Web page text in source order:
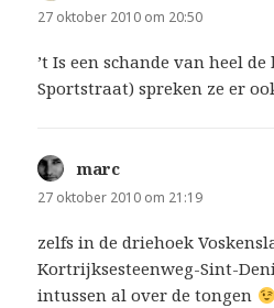
27 oktober 2010 om 20:50
’t Is een schande van heel
Sportstraat) spreken ze er
marc
27 oktober 2010 om 21:19
zelfs in de driehoek
Kortrijksesteenweg-Sint-
intussen al over de tongen